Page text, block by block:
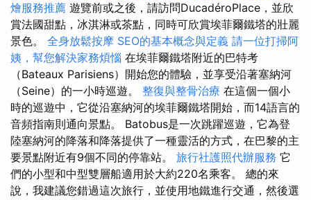
燴服務推薦 遊覽前或之後，請訪問DucadéroPlace，並欣
賞法國甜點，冰淇淋或茶點，同時可欣賞埃菲爾鐵塔的壯麗
景色。 全身放鬆按摩 SEO的基本概念與定義 請一位打掃阿
姨，幫您解決家務煩惱 在埃菲爾鐵塔附近的巴特考
（Bateaux Parisiens）開始您的體驗，並享受沿著塞納河
（Seine）的一小時巡遊。 整復與整骨治療 在這個一個小
時的巡遊中，它從沿塞納河的埃菲爾鐵塔開始，而14語言的
音頻指南則通向景點。 Batobus是一次跳躍巡遊，它為登
陸塞納河的降落和降落提供了一種靈活的方式，在巴黎的主
要景點附近有9個不同的停靠站。 旅行社護照代辦服務 它
們的小型和中型雙層船適用於大約220名乘客。 總的來
說，我建議您錯過這次旅行，並使用地鐵進行交通，然後選